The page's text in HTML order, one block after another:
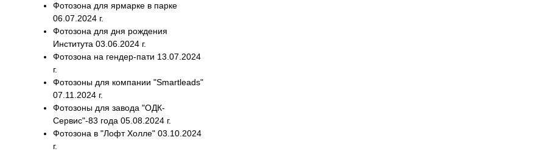
Фотозона для ярмарке в парке
06.07.2024 г.
Фотозона для дня рождения
Института 03.06.2024 г.
Фотозона на гендер-пати 13.07.2024
г.
Фотозоны для компании "Smartleads"
07.11.2024 г.
Фотозоны для завода "ОДК-
Сервис"-83 года 05.08.2024 г.
Фотозона в "Лофт Холле" 03.10.2024
г.